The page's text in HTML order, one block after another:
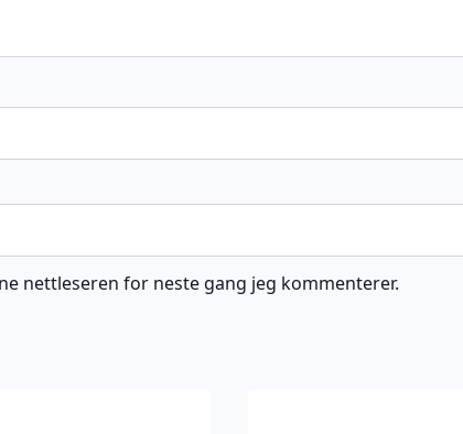
nettleseren for neste gang jeg kommenterer.